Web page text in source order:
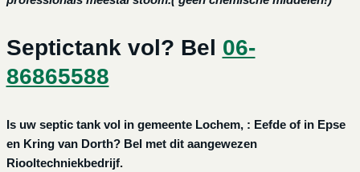
Septictank vol? Bel 06-
86865588
Is uw septic tank vol in gemeente Lochem, : Eefde of in Epse
en Kring van Dorth? Bel met dit aangewezen
Riooltechniekbedrijf.